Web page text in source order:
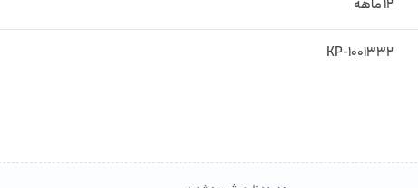
12 ماهه
KP-1001332